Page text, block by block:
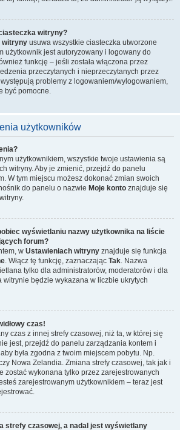
witryny?
witryny usuwa wszystkie ciasteczka utworzone
użytkownik jest autoryzowany i logowany do
funkcję – jeśli została włączona przez
przeczytanych i nieprzeczytanych przez
problemy z logowaniem/wylogowaniem,
być pomocne.
użytkowników
użytkownikiem, wszystkie twoje ustawienia są
witryny. Aby je zmienić, przejdź do panelu
W tym miejscu możesz dokonać zmian swoich
do panelu o nazwie Moje konto znajduje się
wyświetlaniu nazwy użytkownika na liście
forum?
w Ustawieniach witryny znajduje się funkcja
. Włącz tę funkcję, zaznaczając Tak. Nazwa
tylko dla administratorów, moderatorów i dla
witrynie będzie wykazana w liczbie ukrytych
czas!
czas z innej strefy czasowej, niż ta, w której się
jest, przejdź do panelu zarządzania kontem i
była zgodna z twoim miejscem pobytu. Np.
Nowa Zelandia. Zmiana strefy czasowej, tak jak i
zostać wykonana tylko przez zarejestrowanych
zarejestrowanym użytkownikiem – teraz jest
strefy czasowej, a nadal jest wyświetlany